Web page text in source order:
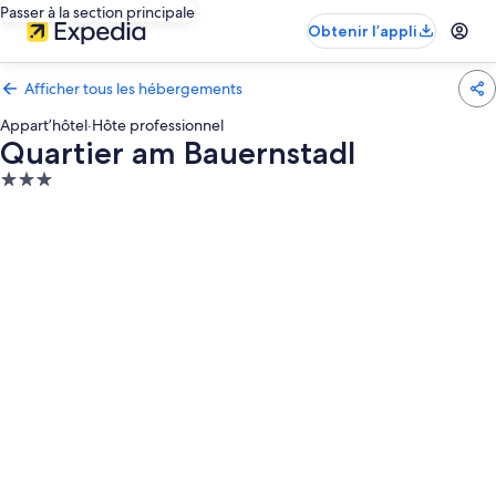
Passer à la section principale
Obtenir l’appli
Afficher tous les hébergements
Appart’hôtel·Hôte professionnel
Quartier am Bauernstadl
Hébergement